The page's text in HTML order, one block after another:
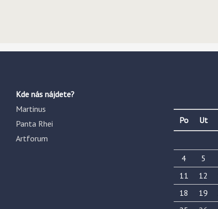
Kde nás nájdete?
Martinus
Panta Rhei
Artforum
Po Ut
4
5
11
12
18
19